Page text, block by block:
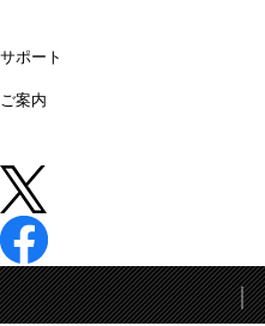
サポート
ご案内